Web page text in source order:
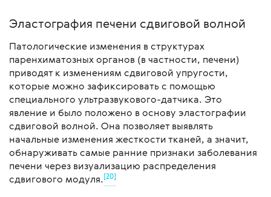
Эластография печени сдвиговой волной
Патологические изменения в структурах
паренхиматозных органов (в частности, печени)
приводят к изменениям сдвиговой упругости,
которые можно зафиксировать с помощью
специального ультразвукового-датчика. Это
явление и было положено в основу эластографии
сдвиговой волной. Она позволяет выявлять
начальные изменения жесткости тканей, а значит,
обнаруживать самые ранние признаки заболевания
печени через визуализацию распределения
сдвигового модуля.[20]